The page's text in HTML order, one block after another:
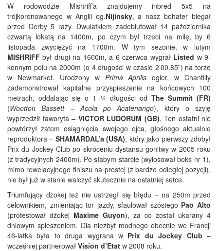
W rodowodzie Mishriff’a znajdujemy inbred 5x5 na
trójkoronowanego w Anglii og.Nijinsky, a nasz bohater biegał
przed Derby 5 razy. Dwulatkiem zadebiutował 14 października
czwartą lokatą na 1400m, po czym był trzeci na milę, by 6
listopada zwyciężyć na 1700m. W tym sezonie, w lutym
MISHRIFF był drugi na 1600m, a 6 czerwca wygrał Listed w 9-
konnym polu na 2000m (o 4 długości w czasie 2’00.85”) na torze
w Newmarket. Urodzony w Prima Aprilis ogier, w Chantilly
zademonstrował kapitalne przyspieszenie na końcowych 100
metrach, oddalając się o 1 ¼ długości od The Summit (FR)
(Wootton Bassett – Acola po Acatenango), który o szyję
wyprzedził faworyta – VICTOR LUDORUM (GB). Ten ostatni nie
powtórzył zatem osiągnięcia swojego ojca, głośnego aktualnie
reproduktora – SHAMARDAL’a (USA), który jako pierwszy zdobył
Prix du Jockey Club po skróceniu dystansu gonitwy w 2005 roku
(z tradycyjnych 2400m). Po słabym starcie (wylosował boks nr 1),
mimo rewelacyjnego finiszu na prostej (z bardzo odległej pozycji),
nie był już w stanie walczyć skutecznie na ostatniej setce.
Triumfujący dżokej też nie ustrzegł się błędu – na 250m przed
celownikiem, zmieniając tor jazdy, sfaulował szóstego Pao Alto
(protestował dżokej Maxime Guyon), za co został ukarany 4
dniowym spieszeniem. Dla niezbyt modnego obecnie we Francji
46-latka była to druga wygrana w Prix du Jockey Club –
wcześniej partnerował Vision d’Etat w 2008 roku.